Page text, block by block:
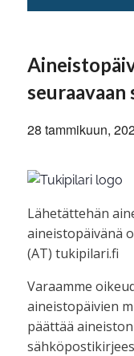
28 tammikuun,
Lähetättehän
aineistopäivänä
(AT) tukipilari.fi
Varaamme
aineistopäivien
päättää